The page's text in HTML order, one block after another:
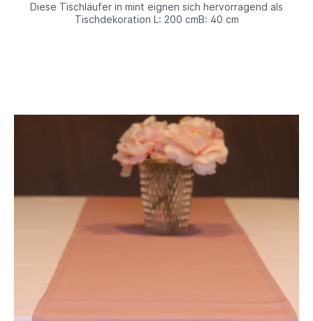
Diese Tischläufer in mint eignen sich hervorragend als
Tischdekoration L: 200 cmB: 40 cm